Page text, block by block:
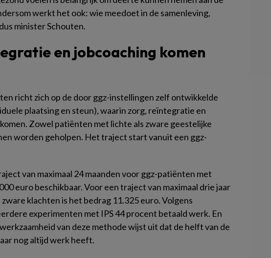
werkt het ook: wie meedoet in de samenleving,
minister Schouten.
en jobcoaching komen
richt zich op de door ggz-instellingen zelf ontwikkelde
plaatsing en steun), waarin zorg, reïntegratie en
Zowel patiënten met lichte als zware geestelijke
worden geholpen. Het traject start vanuit een ggz-
van maximaal 24 maanden voor ggz-patiënten met
euro beschikbaar. Voor een traject van maximaal drie jaar
klachten is het bedrag 11.325 euro. Volgens
experimenten met IPS 44 procent betaald werk. En
van deze methode wijst uit dat de helft van de
nog altijd werk heeft.